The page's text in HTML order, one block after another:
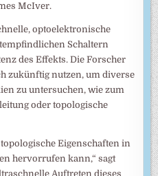
McIver.
optoelektronische
Schaltern
des Effekts. Die Forscher
zukünftig nutzen, um diverse
zu untersuchen, wie zum
oder topologische
Eigenschaften in
hervorrufen kann,“ sagt
Auftreten dieses